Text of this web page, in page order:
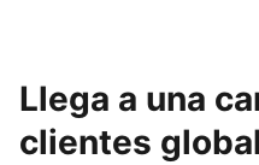
Llega a una
clientes